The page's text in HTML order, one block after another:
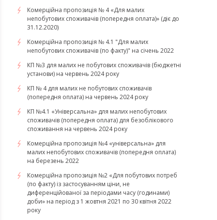
Комерційна пропозиція № 4 «Для малих
непобутових споживачів (попередня оплата)» (діє до
31.12.2020)
Комерційна пропозиція № 4.1 "Для малих
непобутових споживачів (по факту)" на січень 2022
КП №3 для малих не побутових споживачів (бюджетні
установи) на червень 2024 року
КП № 4 для малих не побутових споживачів
(попередня оплата) на червень 2024 року
КП №4.1 «Універсальна» для малих непобутових
споживачів (попередня оплата) для безоблікового
споживання на червень 2024 року
​​​​​​​Комерційна пропозиція №4 «універсальна» для
малих непобутових споживачів (попередня оплата)
на березень 2022
Комерційна пропозиція №2 «Для побутових потреб
(по факту) із застосуванням ціни, не
диференційованої за періодами часу (годинами)
доби» на період з 1 жовтня 2021 по 30 квітня 2022
року